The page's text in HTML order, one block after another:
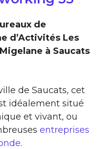
de
d’Activités Les
à Saucats
de Saucats, cet
idéalement situé
et vivant, ou
entreprises
.